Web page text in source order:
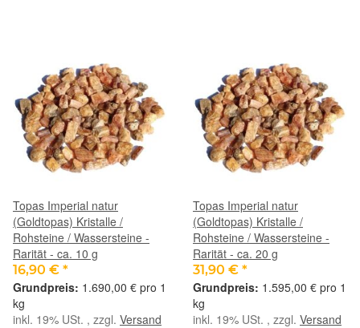
Topas Imperial natur
(Goldtopas) Kristalle /
Rohsteine / Wassersteine -
Rarität - ca. 10 g
16,90 € *
1.690,00 € pro 1
kg
inkl. 19% USt. , zzgl. Versand
Topas Imperial natur
(Goldtopas) Kristalle /
Rohsteine / Wassersteine -
Rarität - ca. 20 g
31,90 € *
1.595,00 € pro 1
kg
inkl. 19% USt. , zzgl. Versand